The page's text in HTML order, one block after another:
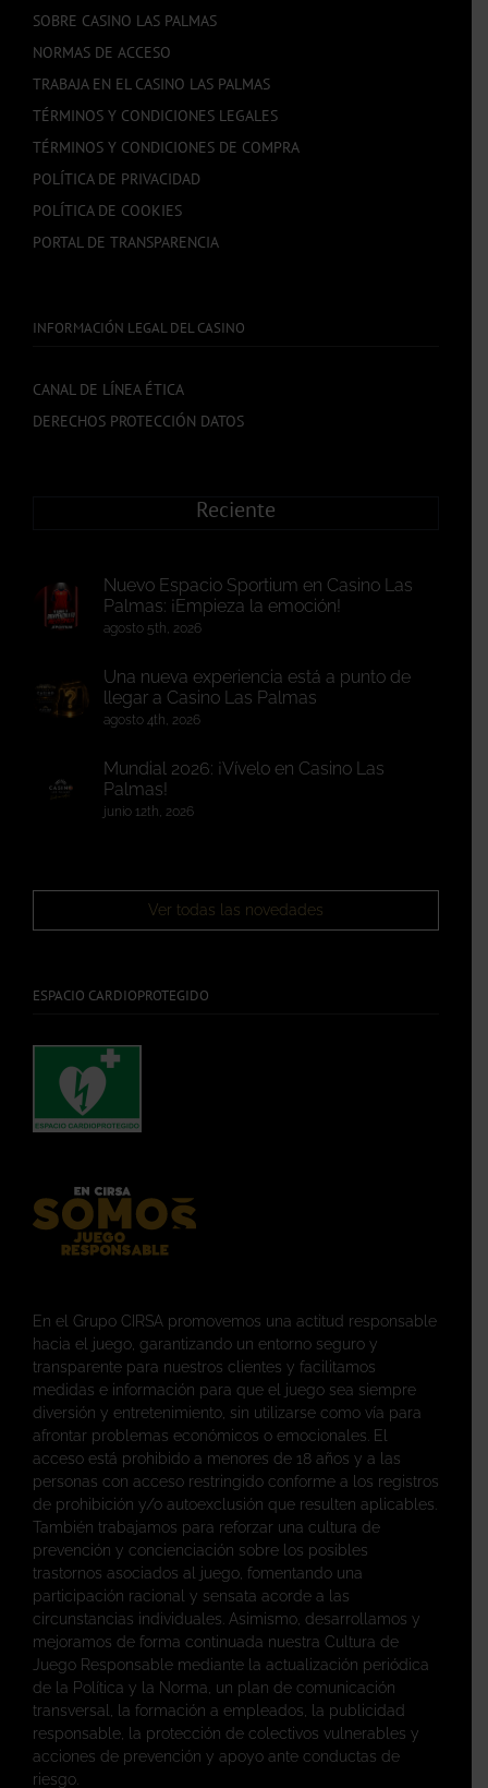
SOBRE CASINO LAS PALMAS
NORMAS DE ACCESO
TRABAJA EN EL CASINO LAS PALMAS
TÉRMINOS Y CONDICIONES LEGALES
TÉRMINOS Y CONDICIONES DE COMPRA
POLÍTICA DE PRIVACIDAD
POLÍTICA DE COOKIES
PORTAL DE TRANSPARENCIA
INFORMACIÓN LEGAL DEL CASINO
CANAL DE LÍNEA ÉTICA
DERECHOS PROTECCIÓN DATOS
Reciente
Nuevo Espacio Sportium en Casino Las
Palmas: ¡Empieza la emoción!
agosto 5th, 2026
Una nueva experiencia está a punto de
llegar a Casino Las Palmas
agosto 4th, 2026
Mundial 2026: ¡Vívelo en Casino Las
Palmas!
junio 12th, 2026
Ver todas las novedades
ESPACIO CARDIOPROTEGIDO
En el Grupo CIRSA promovemos una actitud responsable
hacia el juego, garantizando un entorno seguro y
transparente para nuestros clientes y facilitamos
medidas e información para que el juego sea siempre
diversión y entretenimiento, sin utilizarse como vía para
afrontar problemas económicos o emocionales. El
acceso está prohibido a menores de 18 años y a las
personas con acceso restringido conforme a los registros
de prohibición y/o autoexclusión que resulten aplicables.
También trabajamos para reforzar una cultura de
prevención y concienciación sobre los posibles
trastornos asociados al juego, fomentando una
participación racional y sensata acorde a las
circunstancias individuales. Asimismo, desarrollamos y
mejoramos de forma continuada nuestra Cultura de
Juego Responsable mediante la actualización periódica
de la Política y la Norma, un plan de comunicación
transversal, la formación a empleados, la publicidad
responsable, la protección de colectivos vulnerables y
acciones de prevención y apoyo ante conductas de
riesgo.